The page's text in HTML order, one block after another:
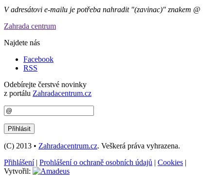
V adresátovi e-mailu je potřeba nahradit "(zavinac)" znakem @
Zahrada centrum
Najdete nás
Facebook
RSS
Odebírejte čerstvé novinky
z portálu Zahradacentrum.cz
(C) 2013 • Zahradacentrum.cz. Veškerá práva vyhrazena.
Přihlášení| Prohlášení o ochraně osobních údajů | Cookies |
Vytvořil: